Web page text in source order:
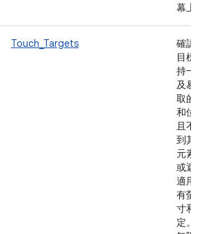
幕上
Touch_Targets
確認
目標
持一
及易
取的
和位
且不
到其
元素
或遮
適用
有螢
寸和
定。